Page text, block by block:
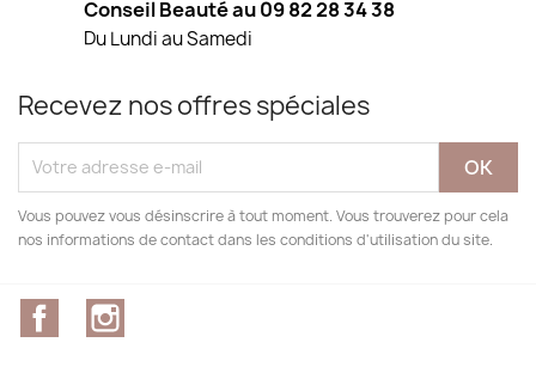
Conseil Beauté au 09 82 28 34 38
Du Lundi au Samedi
Recevez nos offres spéciales
Vous pouvez vous désinscrire à tout moment. Vous trouverez pour cela
nos informations de contact dans les conditions d'utilisation du site.
Facebook